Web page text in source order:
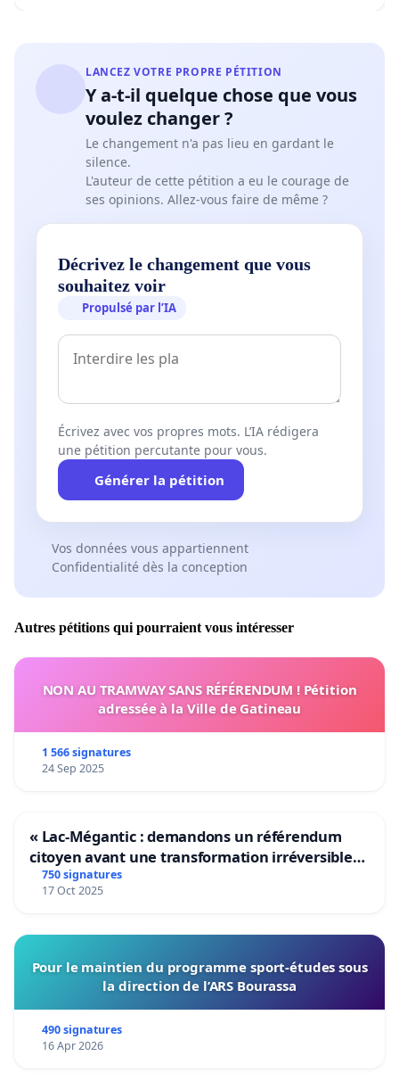
LANCEZ VOTRE PROPRE PÉTITION
Y a-t-il quelque chose que vous
voulez changer ?
Le changement n'a pas lieu en gardant le
silence.
L'auteur de cette pétition a eu le courage de
ses opinions. Allez-vous faire de même ?
Décrivez le changement que vous
souhaitez voir
Propulsé par l’IA
Écrivez avec vos propres mots. L’IA rédigera
une pétition percutante pour vous.
Générer la pétition
Vos données vous appartiennent
Confidentialité dès la conception
Autres pétitions qui pourraient vous intéresser
NON AU TRAMWAY SANS RÉFÉRENDUM ! Pétition
adressée à la Ville de Gatineau
1 566 signatures
24 Sep 2025
« Lac-Mégantic : demandons un référendum
citoyen avant une transformation irréversible
de notre territoire »
750 signatures
17 Oct 2025
Pour le maintien du programme sport-études sous
la direction de l’ARS Bourassa
490 signatures
16 Apr 2026